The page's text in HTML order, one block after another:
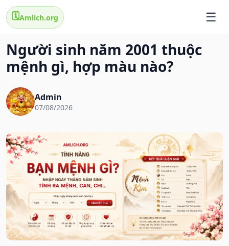
🗓️Amlich.org
Người sinh năm 2001 thuộc
mệnh gì, hợp màu nào?
Admin
07/08/2026